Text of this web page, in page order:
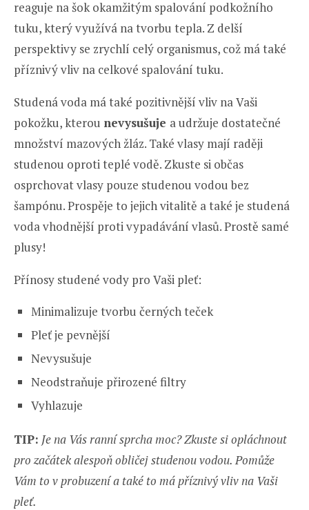
reaguje na šok okamžitým spalování podkožního
tuku, který využívá na tvorbu tepla. Z delší
perspektivy se zrychlí celý organismus, což má také
příznivý vliv na celkové spalování tuku.
Studená voda má také pozitivnější vliv na Vaši
pokožku, kterou nevysušuje a udržuje dostatečné
množství mazových žláz. Také vlasy mají raději
studenou oproti teplé vodě. Zkuste si občas
osprchovat vlasy pouze studenou vodou bez
šampónu. Prospěje to jejich vitalitě a také je studená
voda vhodnější proti vypadávání vlasů. Prostě samé
plusy!
Přínosy studené vody pro Vaši pleť:
Minimalizuje tvorbu černých teček
Pleť je pevnější
Nevysušuje
Neodstraňuje přirozené filtry
Vyhlazuje
TIP: Je na Vás ranní sprcha moc? Zkuste si opláchnout
pro začátek alespoň obličej studenou vodou. Pomůže
Vám to v probuzení a také to má příznivý vliv na Vaši
pleť.